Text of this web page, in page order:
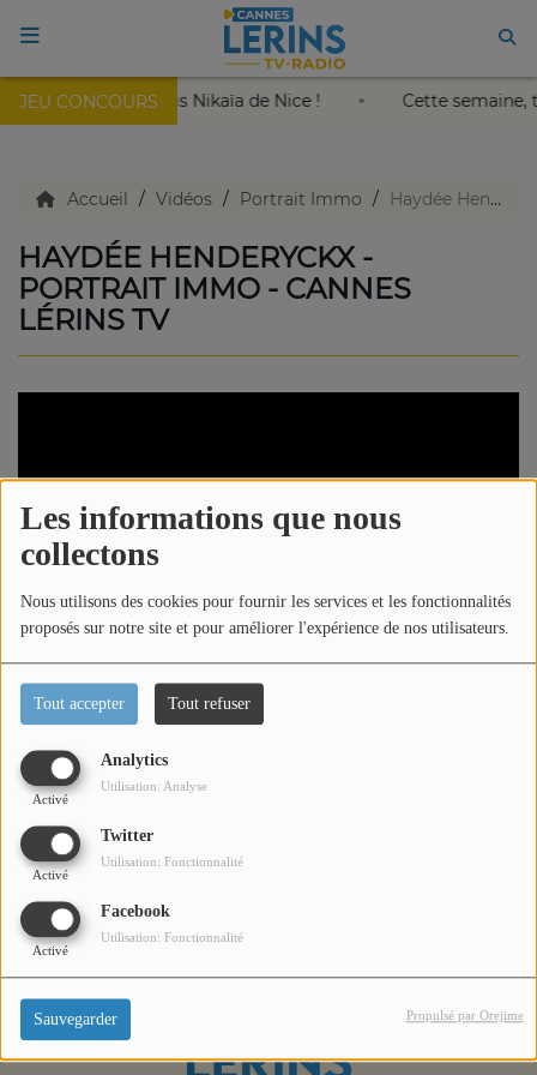
Les informations que nous
collectons
Nous utilisons des cookies pour fournir les services et les fonctionnalités
proposés sur notre site et pour améliorer l'expérience de nos utilisateurs.
Tout accepter Tout refuser
Analytics
Activé
Utilisation: Analyse
Twitter
Activé
Utilisation: Fonctionnalité
Facebook
Activé
Utilisation: Fonctionnalité
Sauvegarder Propulsé par Orejime
JEU CONCOURS
le roi soleil au Palais Nikaïa de Nice ! Cette
TV en direct
Replay TV
Titres diffusés
Podcasts
Jeu concours
Contactez-nous
Accueil Vidéos Portrait Immo Haydée Henderyckx - Portrait Immo - Cannes Lérins TV
HAYDÉE HENDERYCKX -
PORTRAIT IMMO - CANNES
LÉRINS TV
Dans l'émission Portrait Immo, Wassia Alade reçoit Haydée
Henderyckx. Emission en partenariat avec l'agence SOVIMO
à Mandelieu